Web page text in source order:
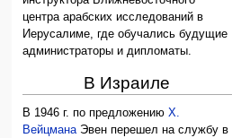
центра арабских исследований в
Иерусалиме, где обучались будущие
администраторы и дипломаты.
В Израиле
В 1946 г. по предложениюХ.
ВейцманаЭвен перешел на службу в